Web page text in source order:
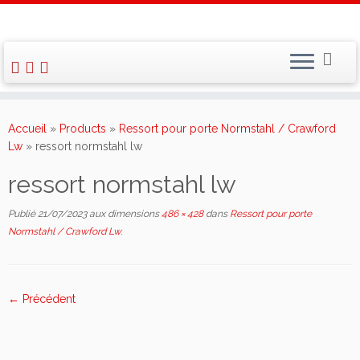
content
Accueil » Products » Ressort pour porte Normstahl / Crawford
Lw » ressort normstahl lw
ressort normstahl lw
Publié 21/07/2023aux dimensions486 × 428dansRessort pour porte
Normstahl / Crawford Lw.
← Précédent